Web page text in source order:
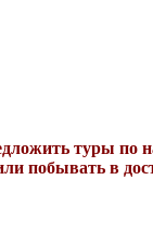
туры по
побывать в